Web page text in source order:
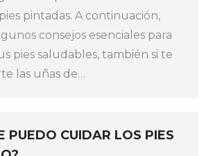
pintadas. A continuación,
consejos esenciales para
pies saludables, también si te
las uñas de…
PUEDO CUIDAR LOS PIES